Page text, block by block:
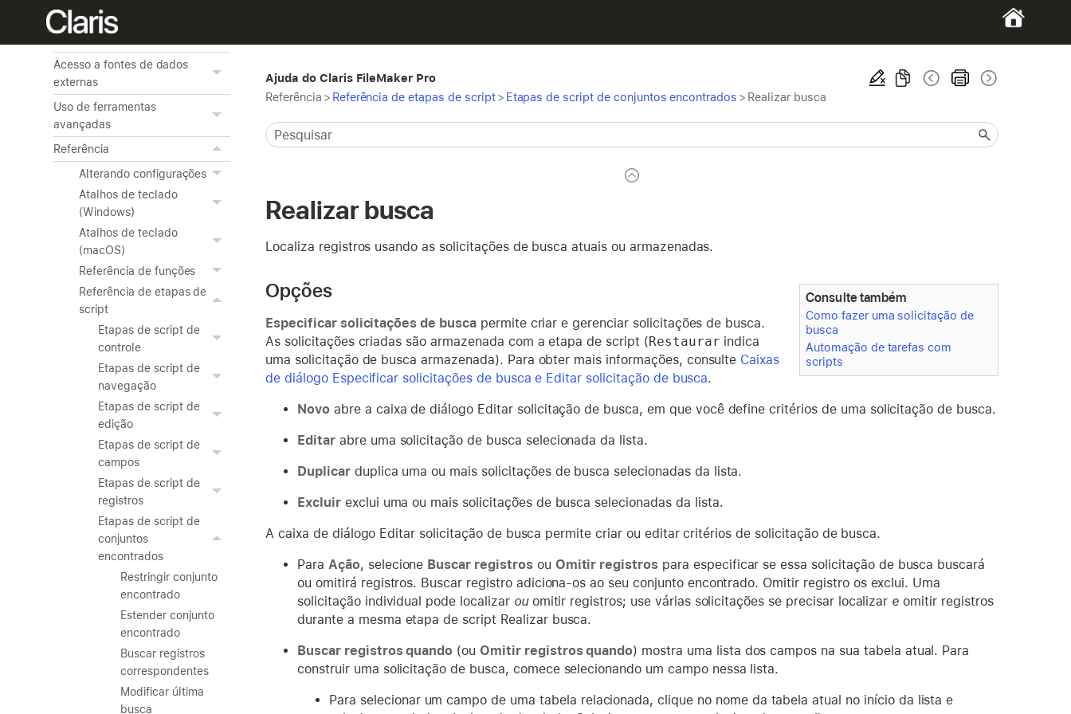
Uso de ODBC e JDBC com o
Acesso a fontes de dados
externas
Uso de ferramentas
avançadas
Referência
Alterando configurações
Atalhos de teclado
(Windows)
Atalhos de teclado
(macOS)
Referência de funções
Referência de etapas de
script
Etapas de script de
controle
Etapas de script de
navegação
Etapas de script de
edição
Etapas de script de
campos
Etapas de script de
registros
Etapas de script de
conjuntos
encontrados
Restringir conjunto
encontrado
Estender conjunto
encontrado
Buscar registros
correspondentes
Modificar última
busca
Ajuda do Claris FileMaker Pro
Referência > Referência de etapas de script> Etapas de script de conjuntos encontrados > Realizar busca
Realizar busca
Localiza registros usando as solicitações de busca atuais ou armazenadas.
Consulte também
Como fazer uma solicitação de
busca
Automação de tarefas com
scripts
Opções
Especificar solicitações de buscapermite criar e gerenciar solicitações de busca.
As solicitações criadas são armazenada com a etapa de script (Restaurar indica
uma solicitação de busca armazenada). Para obter mais informações, consulte Caixas
de diálogo Especificar solicitações de busca e Editar solicitação de busca.
Novoabre a caixa de diálogo Editar solicitação de busca, em que você define critérios de uma solicitação de busca.
Editarabre uma solicitação de busca selecionada da lista.
Duplicarduplica uma ou mais solicitações de busca selecionadas da lista.
Excluirexclui uma ou mais solicitações de busca selecionadas da lista.
A caixa de diálogo Editar solicitação de busca permite criar ou editar critérios de solicitação de busca.
Para Ação, selecione Buscar registrosou Omitir registros para especificar se essa solicitação de busca buscará
ou omitirá registros. Buscar registro adiciona-os ao seu conjunto encontrado. Omitir registro os exclui. Uma
solicitação individual pode localizar ouomitir registros; use várias solicitações se precisar localizar e omitir registros
durante a mesma etapa de script Realizar busca.
Buscar registros quando (ou Omitir registros quando) mostra uma lista dos campos na sua tabela atual. Para
construir uma solicitação de busca, comece selecionando um campo nessa lista.
Para selecionar um campo de uma tabela relacionada, clique no nome da tabela atual no início da lista e